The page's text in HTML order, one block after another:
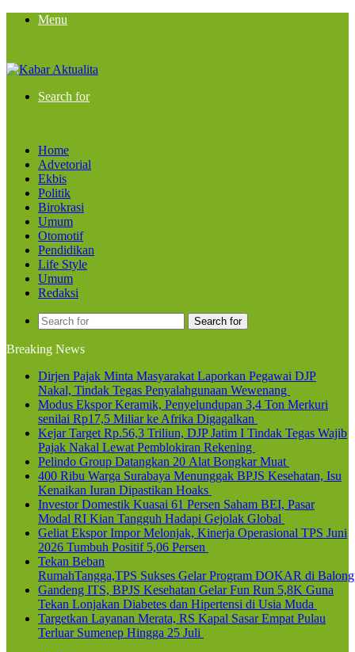
Menu
Search for
Home
Advetorial
Ekbis
Politik
Birokrasi
Umum
Otomotif
Pendidikan
Life Style
Umum
Redaksi
Search for
Breaking News
Dirjen Pajak Minta Masyarakat Laporkan Pegawai DJP
Nakal, Tindak Tegas Penyalahgunaan Wewenang
Modus Ekspor Keramik, Penyelundupan 3,4 Ton Merkuri
senilai Rp17,5 Miliar ke Afrika Digagalkan
Kejar Target Rp.56,3 Triliun, DJP Jatim I Tindak Tegas Wajib
Pajak Nakal Lewat Pemblokiran Rekening
Pelindo Group Datangkan 20 Alat Bongkar Muat
400 Ribu Warga Surabaya Menunggak BPJS Kesehatan, Isu
Kenaikan Iuran Dipastikan Hoaks
Investor Domestik Kuasai 61 Persen Saham BEI, Pasar
Modal RI Kian Tangguh Hadapi Gejolak Global
Geliat Ekspor Impor Melonjak, Kinerja Operasional TPS Juni
2026 Tumbuh Positif 5,06 Persen
Tekan Beban
RumahTangga,TPS Sukses Gelar Program DOKAR di
Gandeng ITS, BPJS Kesehatan Gelar Fun Run 5,8K Guna
Tekan Lonjakan Diabetes dan Hipertensi di Usia Muda
Targetkan Layanan Merata, RS Kapal Sasar Empat Pulau
Terluar Sumenep Hingga 25 Juli